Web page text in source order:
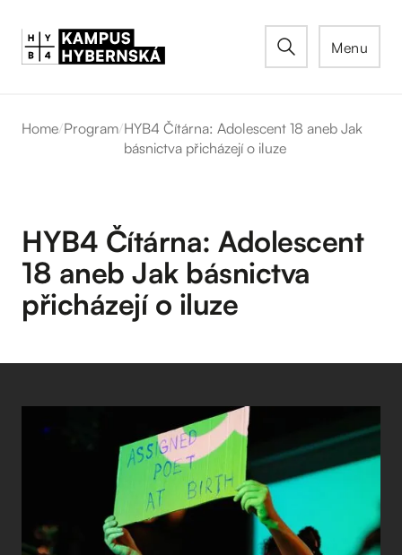
Menu
Home/Program/HYB4 Čítárna: Adolescent 18 aneb Jak
básnictva přicházejí o iluze
HYB4 Čítárna: Adolescent
18 aneb Jak básnictva
přicházejí o iluze